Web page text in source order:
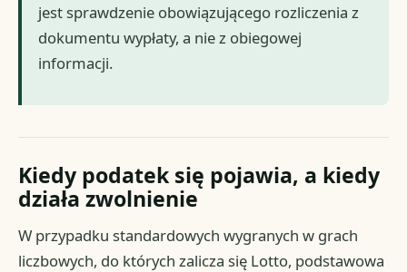
jest sprawdzenie obowiązującego rozliczenia z
dokumentu wypłaty, a nie z obiegowej
informacji.
Kiedy podatek się pojawia, a kiedy
działa zwolnienie
W przypadku standardowych wygranych w grach
liczbowych, do których zalicza się Lotto, podstawowa